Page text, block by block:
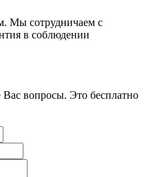
Мы сотрудничаем с
в соблюдении
вопросы. Это бесплатно